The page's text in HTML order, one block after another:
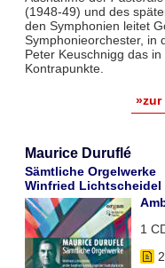
(1948-49) und des
den Symphonien leitet
Symphonieorchester, in
Peter Keuschnigg das
Kontrapunkte.
»zur
Maurice Duruflé
Sämtliche Orgelwerke
Winfried Lichtscheidel
1